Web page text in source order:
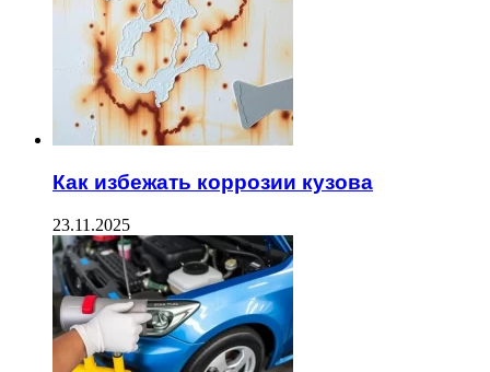
Как избежать коррозии кузова
23.11.2025